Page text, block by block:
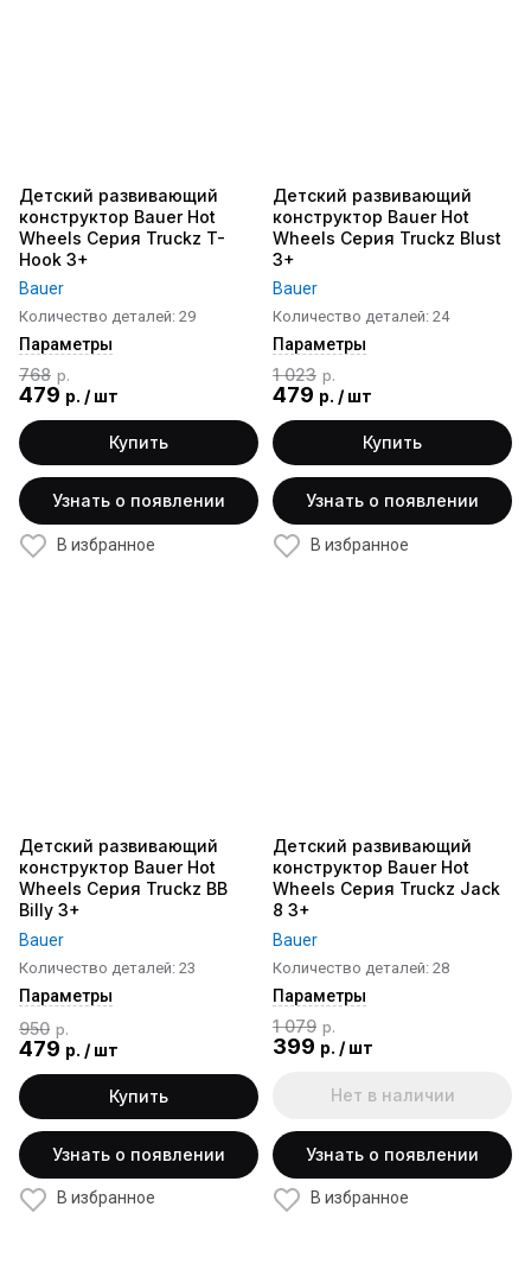
Детский развивающий
конструктор Bauer Hot
Wheels Серия Truckz T-
Hook 3+
Bauer
Количество деталей: 29
Параметры
768 р.
479 р. / шт
Купить
Узнать о появлении
В избранное
Детский развивающий
конструктор Bauer Hot
Wheels Серия Truckz Blust
3+
Bauer
Количество деталей: 24
Параметры
1 023 р.
479 р. / шт
Купить
Узнать о появлении
В избранное
Детский развивающий
конструктор Bauer Hot
Wheels Серия Truckz BB
Billy 3+
Bauer
Количество деталей: 23
Параметры
950 р.
479 р. / шт
Купить
Узнать о появлении
В избранное
Детский развивающий
конструктор Bauer Hot
Wheels Серия Truckz Jack
8 3+
Bauer
Количество деталей: 28
Параметры
1 079 р.
399 р. / шт
Нет в наличии
Узнать о появлении
В избранное